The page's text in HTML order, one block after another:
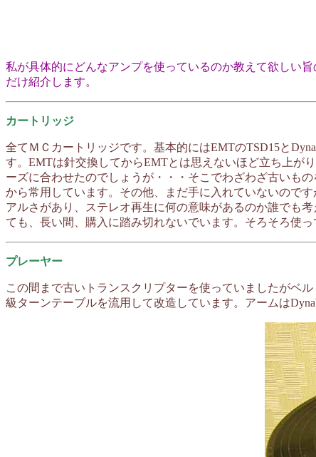
私が具体的にどんなアンプを使っているのか教えて欲しい
だけ紹介します。
カートリッジ
全てＭＣカートリッジです。基本的にはEMTのTSD15と
す。EMTは針交換してからEMTとは思えないほど立ち上が
ーズに合わせたのでしょうが・・・そこでわざわざ古いも
から常用しています。その他、まだ手に入れていないので
アルさがあり、ステレオ再生に何の意味があるのか誰でも
ても、長い間、購入に踏み切れないでいます。そろそろ使っ
プレーヤー
この間まで古いトランスクリプターを使っていましたがベ
級ターンテーブルを流用して改造しています。アームは